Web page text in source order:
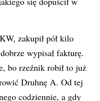
zakupił pół kilo
wypisał fakturę.
bo rzeźnik robił to już
Druhnę A. Od tej
codziennie, a gdy